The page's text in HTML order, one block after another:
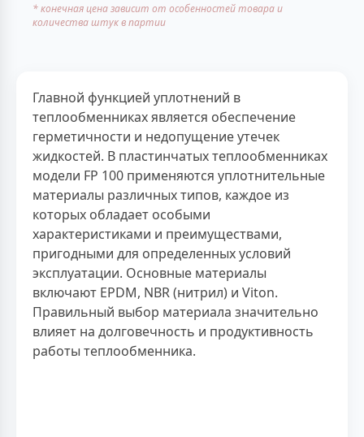
* конечная цена зависит от особенностей товара и
количества штук в партии
Главной функцией уплотнений в
теплообменниках является обеспечение
герметичности и недопущение утечек
жидкостей. В пластинчатых теплообменниках
модели FP 100 применяются уплотнительные
материалы различных типов, каждое из
которых обладает особыми
характеристиками и преимуществами,
пригодными для определенных условий
эксплуатации. Основные материалы
включают EPDM, NBR (нитрил) и Viton.
Правильный выбор материала значительно
влияет на долговечность и продуктивность
работы теплообменника.